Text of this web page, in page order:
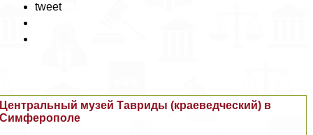
tweet
Центральный музей Тавриды (краеведческий) в
Симферополе